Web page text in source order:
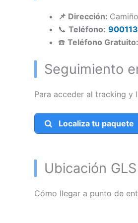
📌 Dirección:
📞 Teléfono:
☎️ Teléfono
Seguimiento
Para acceder al tracking y
Localiza tu paquete
Ubicación
Cómo llegar a punto de